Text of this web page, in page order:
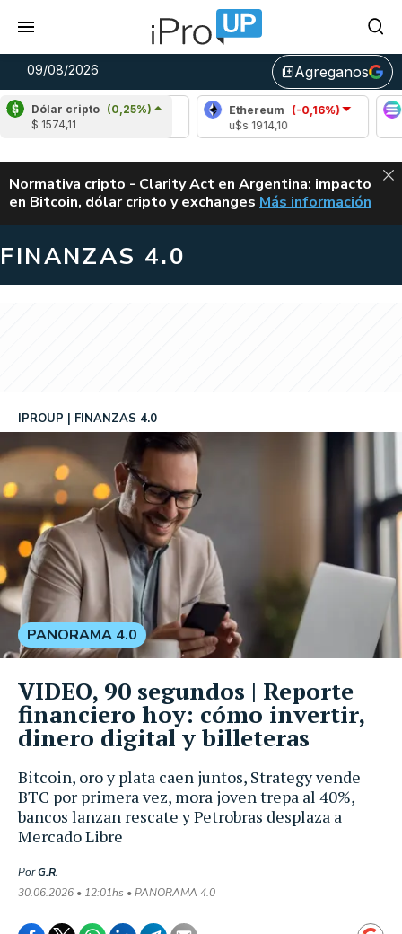
09/08/2026 library_addAgreganos
Dólar cripto (0,25%)
$ 1574,11
Bitcoin
(-0,30%)
u$s 64.771,00
Ethereum (-0,16%)
u$s 1914,10
ALERTA
Normativa cripto - Clarity Act en Argentina: impacto
en Bitcoin, dólar cripto y exchanges CLARITY ACT EN
Más información
FINANZAS 4.0
Bitcoin, oro y plata caen juntos, Strategy vende
BTC por primera vez, mora joven trepa al 40%,
bancos lanzan rescate y Petrobras desplaza a
Mercado Libre
IPROUP FINANZAS 4.0
PorG.R.
30.06.2026 • 12:01hs • PANORAMA 4.0
PANORAMA 4.0
VIDEO, 90 segundos | Reporte
financiero hoy: cómo invertir,
dinero digital y billeteras